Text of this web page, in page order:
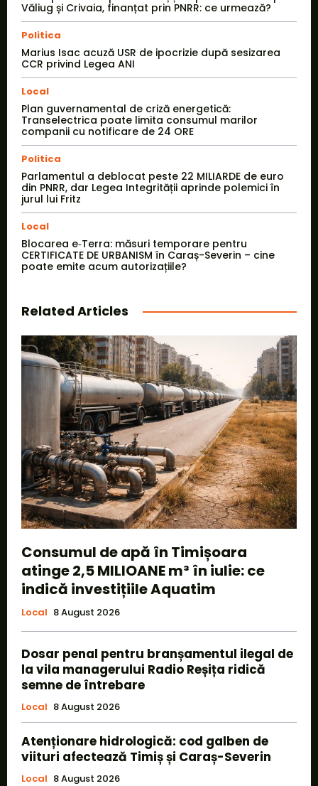
Văliug și Crivaia, finanțat prin PNRR: ce urmează?
Politica
Marius Isac acuză USR de ipocrizie după sesizarea
CCR privind Legea ANI
Local
Plan guvernamental de criză energetică:
Transelectrica poate limita consumul marilor
companii cu notificare de 24 ORE
Politica
Parlamentul a deblocat peste 22 MILIARDE de euro
din PNRR, dar Legea Integrității aprinde polemici în
jurul lui Fritz
Local
Blocarea e‑Terra: măsuri temporare pentru
CERTIFICATE DE URBANISM în Caraș-Severin – cine
poate emite acum autorizațiile?
Related Articles
Consumul de apă în Timișoara
atinge 2,5 MILIOANE m³ în iulie: ce
indică investițiile Aquatim
Local 8 August 2026
Dosar penal pentru branșamentul ilegal de
la vila managerului Radio Reșița ridică
semne de întrebare
Local 8 August 2026
Atenționare hidrologică: cod galben de
viituri afectează Timiș și Caraș-Severin
Local 8 August 2026